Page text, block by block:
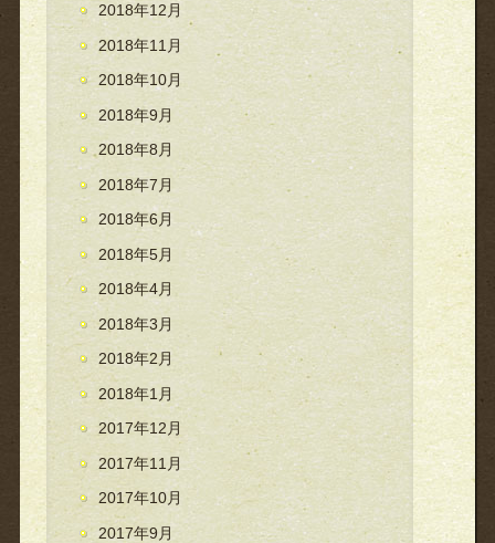
2018年12月
2018年11月
2018年10月
2018年9月
2018年8月
2018年7月
2018年6月
2018年5月
2018年4月
2018年3月
2018年2月
2018年1月
2017年12月
2017年11月
2017年10月
2017年9月